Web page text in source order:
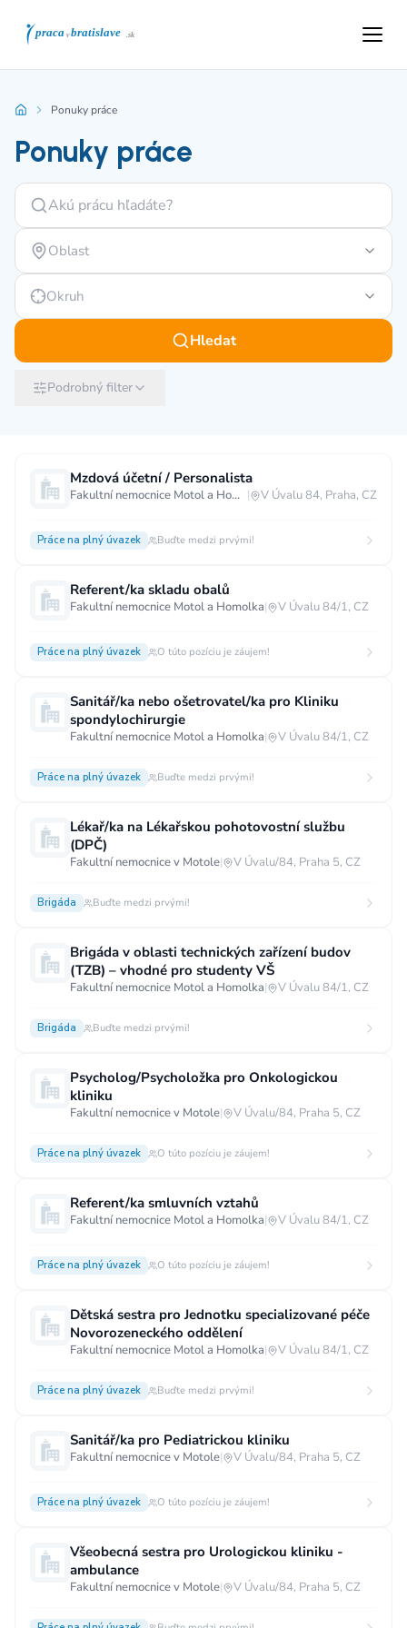
Ponuky práce
Ponuky práce
Oblast
Okruh
Hledat
Podrobný filter
Mzdová účetní / Personalista
Fakultní nemocnice Motol a Homolka | V Úvalu 84, Praha, CZ
Práce na plný úvazek Buďte medzi prvými!
Referent/ka skladu obalů
Fakultní nemocnice Motol a Homolka| V Úvalu 84/1, CZ
Práce na plný úvazek O túto pozíciu je záujem!
Sanitář/ka nebo ošetrovatel/ka pro Kliniku
spondylochirurgie
Fakultní nemocnice Motol a Homolka| V Úvalu 84/1, CZ
Práce na plný úvazek Buďte medzi prvými!
Lékař/ka na Lékařskou pohotovostní službu
(DPČ)
Fakultní nemocnice v Motole| V Úvalu/84, Praha 5, CZ
Brigáda Buďte medzi prvými!
Brigáda v oblasti technických zařízení budov
(TZB) – vhodné pro studenty VŠ
Fakultní nemocnice Motol a Homolka| V Úvalu 84/1, CZ
Brigáda Buďte medzi prvými!
Psycholog/Psycholožka pro Onkologickou
kliniku
Fakultní nemocnice v Motole| V Úvalu/84, Praha 5, CZ
Práce na plný úvazek O túto pozíciu je záujem!
Referent/ka smluvních vztahů
Fakultní nemocnice Motol a Homolka| V Úvalu 84/1, CZ
Práce na plný úvazek O túto pozíciu je záujem!
Dětská sestra pro Jednotku specializované péče
Novorozeneckého oddělení
Fakultní nemocnice Motol a Homolka| V Úvalu 84/1, CZ
Práce na plný úvazek Buďte medzi prvými!
Sanitář/ka pro Pediatrickou kliniku
Fakultní nemocnice v Motole| V Úvalu/84, Praha 5, CZ
Práce na plný úvazek O túto pozíciu je záujem!
Všeobecná sestra pro Urologickou kliniku -
ambulance
Fakultní nemocnice v Motole| V Úvalu/84, Praha 5, CZ
Měsíční plat
40 000 CZK a více
60 000 CZK a více
Ostatní mzdy
za hodinu za manday za rok
Typ úvazku
Práce na plný úvazek
Práce na zkrácený úvazek
Krátkodobá práce
Vzdělání
Vzdělání není podstatné
Základní
Odborné vyučení bez maturity
Vyšší odborné
Bakalářské
Vysokoškolské / universitní
MBA, MBT, postgraduální studium